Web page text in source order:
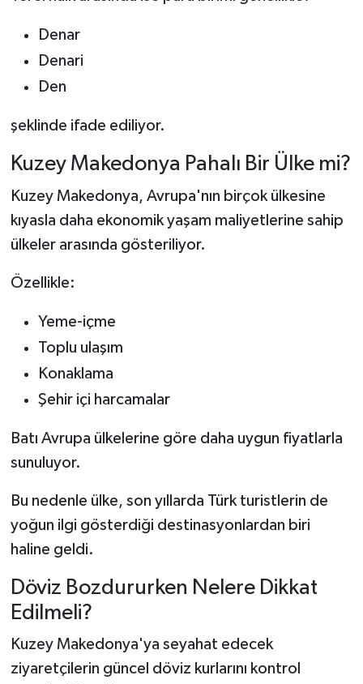
Denar
Denari
Den
şeklinde ifade ediliyor.
Kuzey Makedonya Pahalı Bir Ülke mi?
Kuzey Makedonya, Avrupa'nın birçok ülkesine
kıyasla daha ekonomik yaşam maliyetlerine sahip
ülkeler arasında gösteriliyor.
Özellikle:
Yeme-içme
Toplu ulaşım
Konaklama
Şehir içi harcamalar
Batı Avrupa ülkelerine göre daha uygun fiyatlarla
sunuluyor.
Bu nedenle ülke, son yıllarda Türk turistlerin de
yoğun ilgi gösterdiği destinasyonlardan biri
haline geldi.
Döviz Bozdururken Nelere Dikkat
Edilmeli?
Kuzey Makedonya'ya seyahat edecek
ziyaretçilerin güncel döviz kurlarını kontrol